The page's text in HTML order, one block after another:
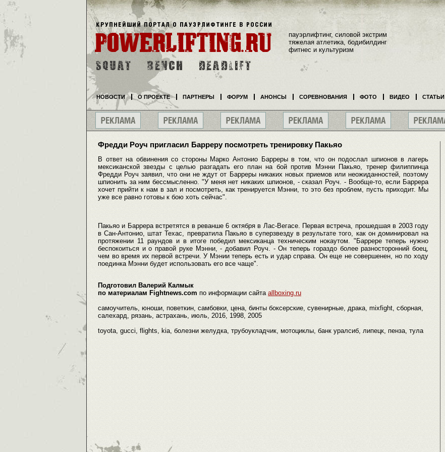
Фредди Роуч пригласил Барреру посмотреть тренировку Пакьяо
В ответ на обвинения со стороны Марко Антонио Барреры в том, что он подослал шпионов в лагерь
мексиканской звезды с целью разгадать его план на бой против Мэнни Пакьяо, тренер филиппинца
Фредди Роуч заявил, что они не ждут от Барреры никаких новых приемов или неожиданностей, поэтому
шпионить за ним бессмысленно. "У меня нет никаких шпионов, - сказал Роуч. - Вообще-то, если Баррера
хочет прийти к нам в зал и посмотреть, как тренируется Мэнни, то это без проблем, пусть приходит. Мы
уже все равно готовы к бою хоть сейчас".
Пакьяо и Баррера встретятся в реванше 6 октября в Лас-Вегасе. Первая встреча, прошедшая в 2003 году
в Сан-Антонио, штат Техас, превратила Пакьяо в суперзвезду в результате того, как он доминировал на
протяжении 11 раундов и в итоге победил мексиканца техническим нокаутом. "Баррере теперь нужно
беспокоиться и о правой руке Мэнни, - добавил Роуч. - Он теперь гораздо более разносторонний боец,
чем во время их первой встречи. У Мэнии теперь есть и удар справа. Он еще не совершенен, но по ходу
поединка Мэнни будет использовать его все чаще".
Подготовил Валерий Калмык
по материалам Fightnews.com по информации сайта allboxing.ru
самоучитель, юноши, поветкин, самбовки, цена, бинты боксерские, сувенирные, драка, mixfight, сборная,
салехард, рязань, астрахань, июль, 2016, 1998, 2005
toyota, gucci, flights, kia, болезни желудка, трубоукладчик, мотоциклы, банк уралсиб, липецк, пенза, тула
пауэрлифтинг, силовой экстрим
тяжелая атлетика, бодибилдинг
фитнес и культуризм
НОВОСТИ О ПРОЕКТЕ ПАРТНЕРЫ ФОРУМ АНОНСЫ СОРЕВНОВАНИЯ ФОТО ВИДЕО СТАТЬИ